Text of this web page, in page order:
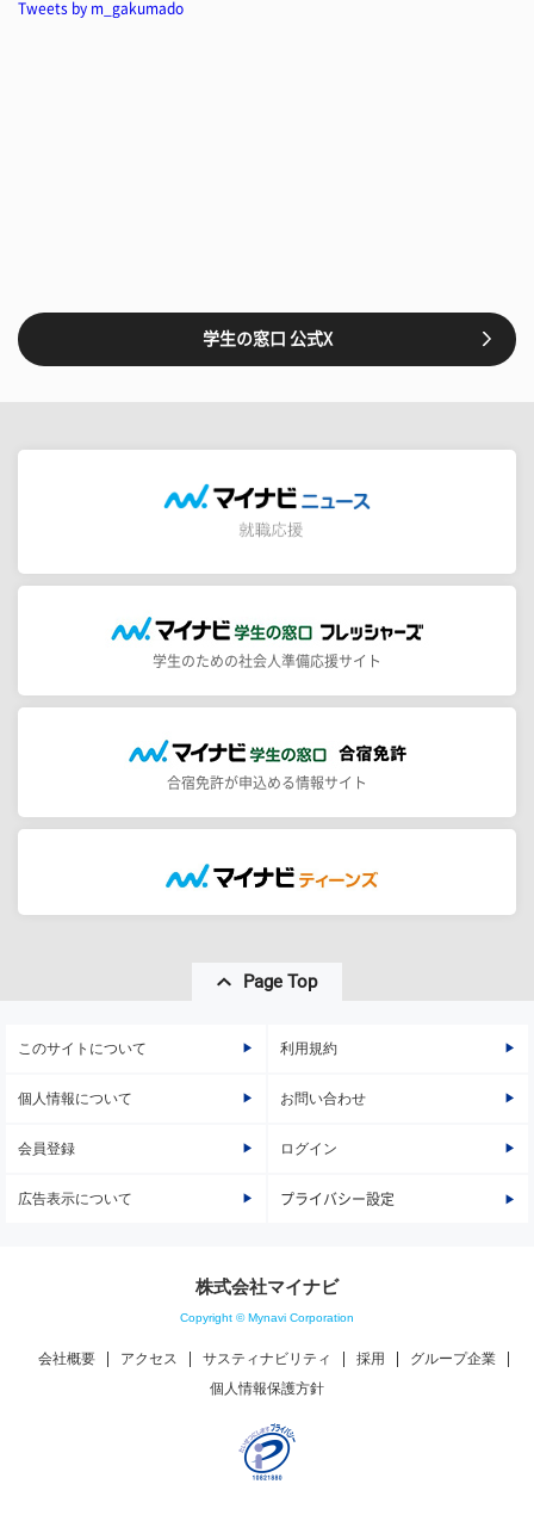
Tweets by m_gakumado
学生の窓口 公式X
学生のための社会人準備応援サイト
合宿免許が申込める情報サイト
Page Top
このサイトについて 利用規約
個人情報について お問い合わせ
会員登録 ログイン
広告表示について プライバシー設定
株式会社マイナビ
Copyright © Mynavi Corporation
会社概要 アクセス サスティナビリティ 採用
グループ企業
個人情報保護方針